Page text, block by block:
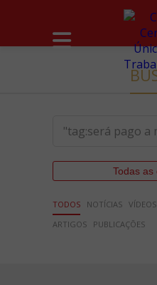
Todas as
TODOS NOTÍCIAS VÍDEOS
ARTIGOS
PUBLICAÇÕES